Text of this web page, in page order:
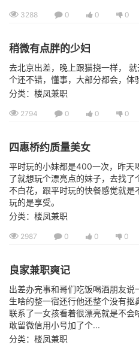
3288 0 0 0
稍微有点胖的少妇
去北京出差，晚上跟猫挠一样，
个还不错，懂事，大部分都会，体
分类：楼凤兼职
2794 0 0 0
四惠桥约质量美女
平时玩的小妹都是400一次，昨天
了就想玩个漂亮点的妹子，去找了
不白花，跟平时玩的快餐感觉就是
玩的是享受。
分类：楼凤兼职
2987 0 0 0
良家兼职爽记
出差办完事和哥们吃饭喝酒朋友
生啥的整一宿还行他还整个没有
联系了一女孩看着很漂亮就是不
敢留微信用小号加了个...
分类：楼凤兼职